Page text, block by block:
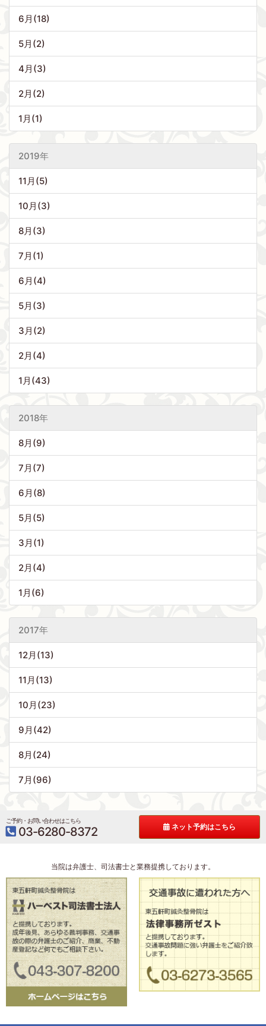
6月(18)
5月(2)
4月(3)
2月(2)
1月(1)
2019年
11月(5)
10月(3)
8月(3)
7月(1)
6月(4)
5月(3)
3月(2)
2月(4)
1月(43)
2018年
8月(9)
7月(7)
6月(8)
5月(5)
3月(1)
2月(4)
1月(6)
2017年
12月(13)
11月(13)
10月(23)
9月(42)
8月(24)
7月(96)
ご予約・お問い合わせはこちら
03-6280-8372 ネット予約はこちら
当院は弁護士、司法書士と業務提携しております。